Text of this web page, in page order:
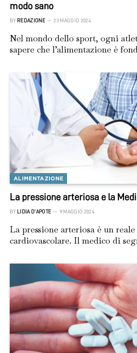
modo sano
BY REDAZIONE 23 MAGGIO 2024
Nel mondo dello sport, ogni
sapere che l’alimentazione è
ALIMENTAZIONE
La pressione arteriosa e la
BY LIDIA D'APOTE 9 MAGGIO 2024
La pressione arteriosa è un
cardiovascolare. Il medico di